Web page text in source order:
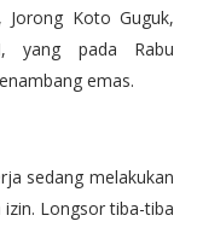
Koto Guguk,
yang pada Rabu
emas.
sedang melakukan
Longsor tiba-tiba